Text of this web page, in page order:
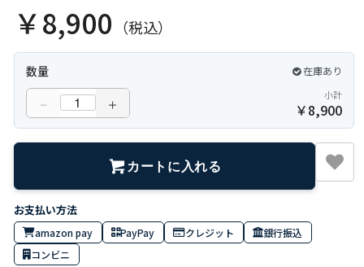
￥8,900 （税込）
数量 在庫あり
－ ＋ 小計
￥8,900
カートに入れる
amazon pay PayPay クレジット
銀行振込
コンビニ